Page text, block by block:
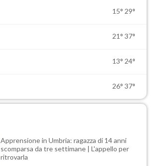
15° 29°
21° 37°
13° 24°
26° 37°
Apprensione in Umbria: ragazza di 14 anni
scomparsa da tre settimane | L'appello per
ritrovarla